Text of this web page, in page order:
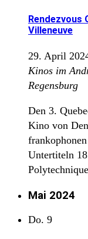
Rendezvous
Villeneuve
29. April
Kinos im
Regensburg
Den 3.
Kino von
Untertiteln
Mai 2024
Do. 9